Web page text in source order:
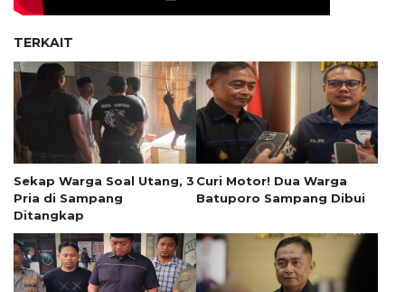
TERKAIT
Sekap Warga Soal Utang, 3
Pria di Sampang
Ditangkap
Curi Motor! Dua Warga
Batuporo Sampang Dibui